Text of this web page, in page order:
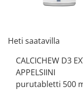
Heti saatavilla
CALCICHEW D3
APPELSIINI
purutabletti 500